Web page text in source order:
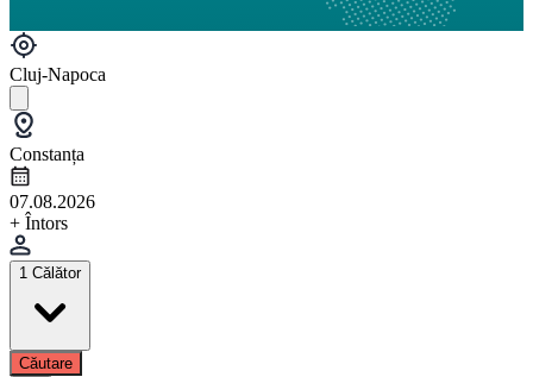
Cluj-Napoca
Constanța
07.08.2026
+ Întors
1 Călător
Căutare